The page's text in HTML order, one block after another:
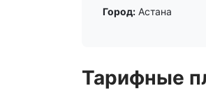
Город: Астана
Тарифные